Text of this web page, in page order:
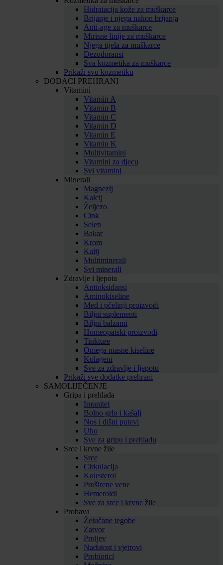
Hidratacija kože za muškarce
Brijanje i njega nakon brijanja
Anti-age za muškarce
Mirisne linije za muškarce
Njega tijela za muškarce
Dezodoransi
Sva kozmetika za muškarce
Prikaži svu kozmetiku
DODACI PREHRANI
Vitamini
Vitamin A
Vitamin B
Vitamin C
Vitamin D
Vitamin E
Vitamin K
Multivitamini
Vitamini za djecu
Svi vitamini
Minerali
Magnezij
Kalcij
Željezo
Cink
Selen
Bakar
Krom
Kalij
Multiminerali
Svi minerali
Zdravlje i ljepota
Antioksidansi
Aminokiseline
Med i pčelinji proizvodi
Biljni suplementi
Biljni balzami
Homeopatski proizvodi
Tinkture
Omega masne kiseline
Kolageni
Sve za zdravlje i ljepotu
Prikaži sve dodatke prehrani
SAMOLIJEČENJE
Gripa i prehlada
Imunitet
Bolno grlo i kašalj
Nos i dišni putevi
Uho
Sve za gripu i prehladu
Srce i krvne žile
Srce
Cirkulacija
Kolesterol
Proširene vene
Hemeroidi
Sve za srce i krvne žile
Probava
Želučane tegobe
Zatvor
Proljev
Nadutost i vjetrovi
Probiotici